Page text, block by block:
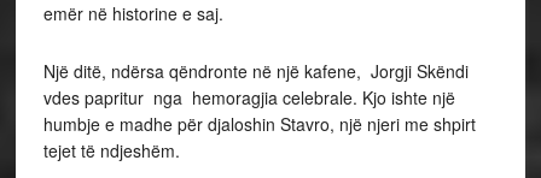
emër në historine e saj.
Një ditë, ndërsa qëndronte në një kafene, Jorgji Skëndi
vdes papritur nga hemoragjia celebrale. Kjo ishte një
humbje e madhe për djaloshin Stavro, një njeri me shpirt
tejet të ndjeshëm.